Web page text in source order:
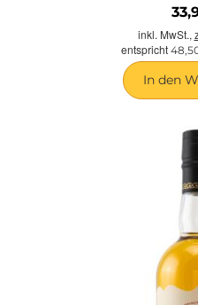
inkl. MwSt.,
entspricht
In den